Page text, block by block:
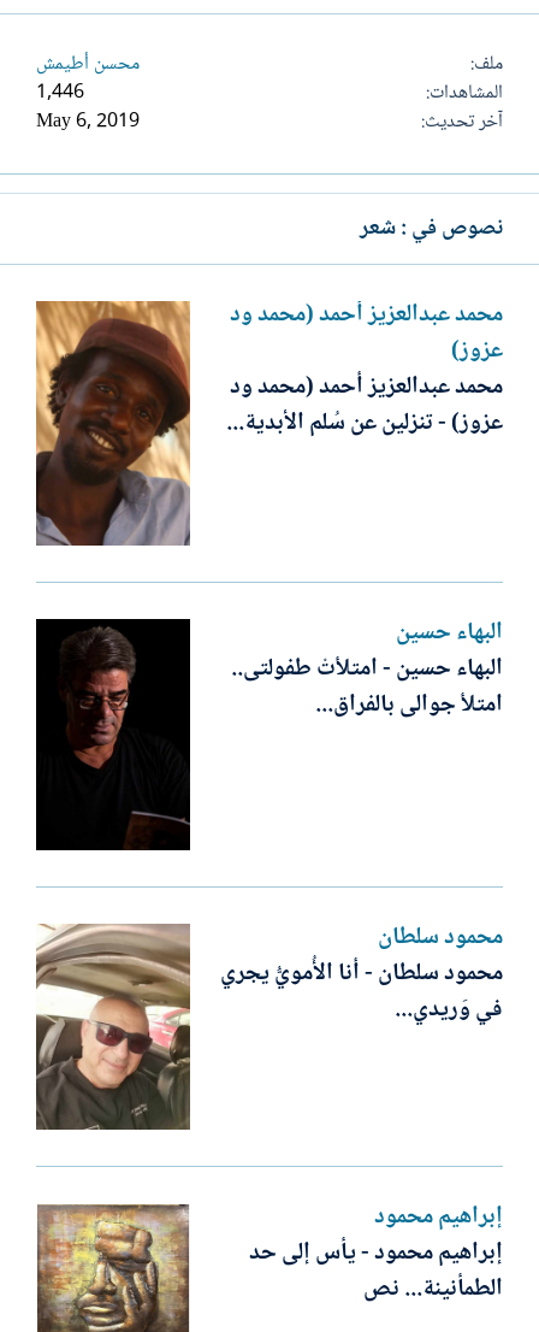
ملف
محسن أطيمش
المشاهدات
1,446
آخر تحديث
May 6, 2019
نصوص في : شعر
محمد عبدالعزيز أحمد (محمد ود
عزوز)
محمد عبدالعزيز أحمد (محمد ود
عزوز) - تنزلين عن سُلم الأبدية...
البهاء حسين
البهاء حسين - امتلأتْ طفولتى..
امتلأ جوالى بالفراق...
محمود سلطان
محمود سلطان - أنا الأُمويُّ يجري
في وَريدي...
إبراهيم محمود
إبراهيم محمود - يأس إلى حد
الطمأنينة... نص